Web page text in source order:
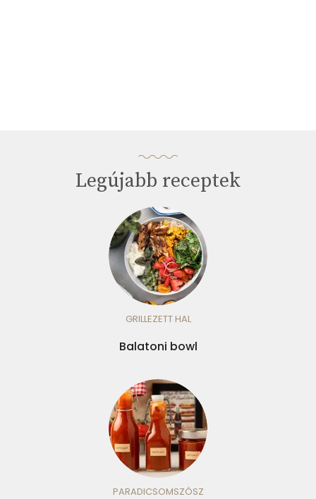
Legújabb receptek
GRILLEZETT HAL
Balatoni bowl
PARADICSOMSZÓSZ